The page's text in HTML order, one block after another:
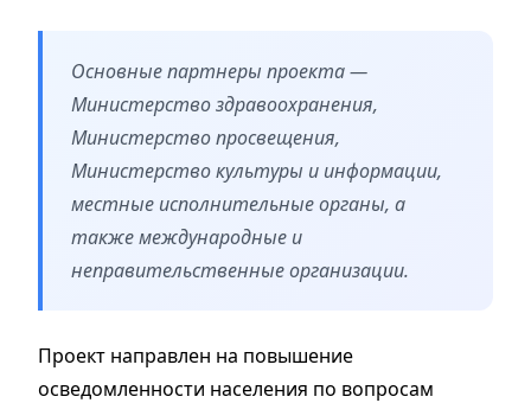
Основные партнеры проекта —
Министерство здравоохранения,
Министерство просвещения,
Министерство культуры и информации,
местные исполнительные органы, а
также международные и
неправительственные организации.
Проект направлен на повышение
осведомленности населения по вопросам